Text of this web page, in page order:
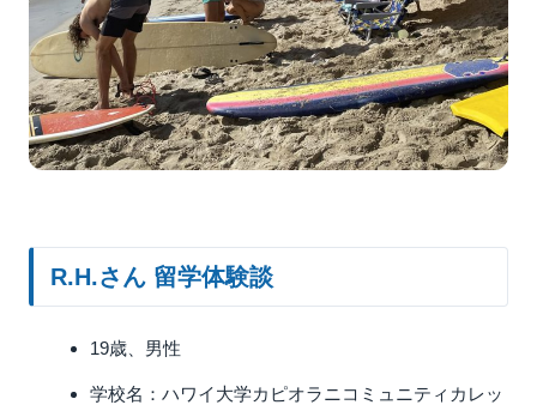
R.H.さん 留学体験談
19歳、男性
学校名：ハワイ大学カピオラニコミュニティカレッ